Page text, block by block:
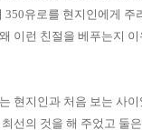
350유로를 현지인에게 주
이런 친절을 베푸는지
현지인과 처음 보는 사
선의 것을 해 주었고 둘